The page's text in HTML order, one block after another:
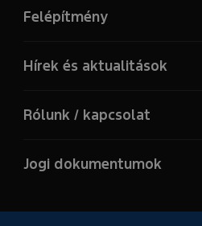
Felépítmény
Hírek és aktualitások
Rólunk / kapcsolat
Jogi dokumentumok